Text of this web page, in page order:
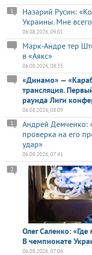
Назарий Русин:
Украины. Мне
1
06.08.2026, 09:01
Марк-Андре тер
в «Аякс»
06.08.2026, 08:35
«Динамо» —
трансляция.
раунда Лиги
06.08.2026, 08:09
Андрей Демченко:
проверка на его
удар»
1
06.08.2026, 07:41
Олег Саленко:
В чемпионате
2
06.08.2026, 07:06